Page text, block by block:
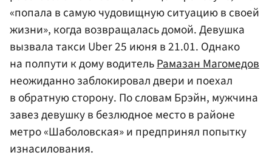
«попала в самую чудовищную ситуацию в своей
жизни», когда возвращалась домой. Девушка
вызвала такси Uber 25 июня в 21.01. Однако
на полпути к дому водительРамазан Магомедов
неожиданно заблокировал двери и поехал
в обратную сторону. По словам Брэйн, мужчина
завез девушку в безлюдное место в районе
метро «Шаболовская» и предпринял попытку
изнасилования.